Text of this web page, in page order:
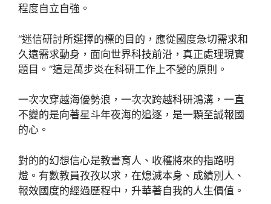
程度自立自強。
“迷信研討所選擇的標的目的，應從國度急切需求和
久遠需求動身，面向世界科技前沿，真正處理現實
題目。”這是萬步炎在科研工作上不變的原則。
一次次穿越海優勢浪，一次次跨越科研鴻溝，一直
不變的是向著星斗年夜海的追逐，是一顆至誠報國
的心。
對的的幻想信心是教書育人、收穫將來的指路明
燈。有數教員孜孜以求，在熄滅本身、成績別人、
報效國度的經過歷程中，升華著自我的人生價值。